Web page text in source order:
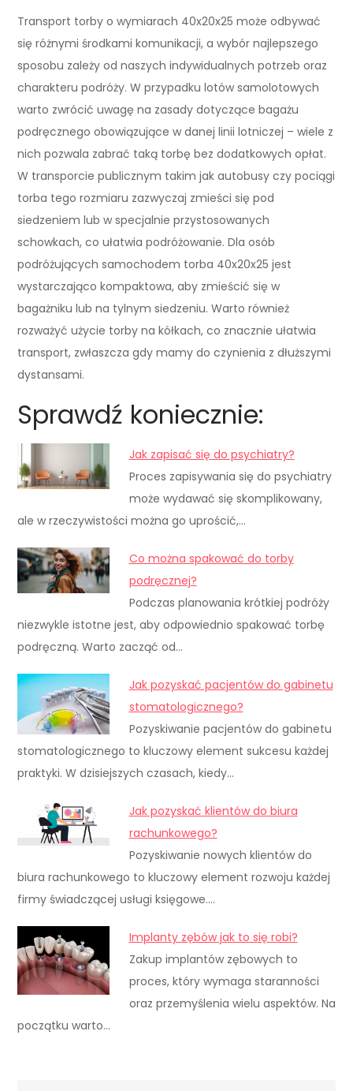
Transport torby o wymiarach 40x20x25 może odbywać
się różnymi środkami komunikacji, a wybór najlepszego
sposobu zależy od naszych indywidualnych potrzeb oraz
charakteru podróży. W przypadku lotów samolotowych
warto zwrócić uwagę na zasady dotyczące bagażu
podręcznego obowiązujące w danej linii lotniczej – wiele z
nich pozwala zabrać taką torbę bez dodatkowych opłat.
W transporcie publicznym takim jak autobusy czy pociągi
torba tego rozmiaru zazwyczaj zmieści się pod
siedzeniem lub w specjalnie przystosowanych
schowkach, co ułatwia podróżowanie. Dla osób
podróżujących samochodem torba 40x20x25 jest
wystarczająco kompaktowa, aby zmieścić się w
bagażniku lub na tylnym siedzeniu. Warto również
rozważyć użycie torby na kółkach, co znacznie ułatwia
transport, zwłaszcza gdy mamy do czynienia z dłuższymi
dystansami.
Sprawdź koniecznie:
Jak zapisać się do psychiatry?
Proces zapisywania się do psychiatry
może wydawać się skomplikowany,
ale w rzeczywistości można go uprościć,…
Co można spakować do torby
podręcznej?
Podczas planowania krótkiej podróży
niezwykle istotne jest, aby odpowiednio spakować torbę
podręczną. Warto zacząć od…
Jak pozyskać pacjentów do gabinetu
stomatologicznego?
Pozyskiwanie pacjentów do gabinetu
stomatologicznego to kluczowy element sukcesu każdej
praktyki. W dzisiejszych czasach, kiedy…
Jak pozyskać klientów do biura
rachunkowego?
Pozyskiwanie nowych klientów do
biura rachunkowego to kluczowy element rozwoju każdej
firmy świadczącej usługi księgowe.…
Implanty zębów jak to się robi?
Zakup implantów zębowych to
proces, który wymaga staranności
oraz przemyślenia wielu aspektów. Na
początku warto…